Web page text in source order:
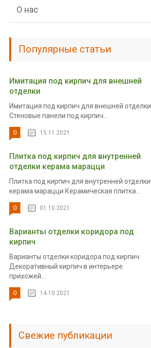
О нас
Популярные статьи
Имитация под кирпич для внешней
отделки
Имитация под кирпич для внешней отделки
Стеновые панели под кирпич...
0 15.11.2021
Плитка под кирпич для внутренней
отделки керама марацци
Плитка под кирпич для внутренней отделки
керама марацци Керамическая плитка...
0 01.10.2021
Варианты отделки коридора под
кирпич
Варианты отделки коридора под кирпич
Декоративный кирпич в интерьере
прихожей...
0 14.10.2021
Свежие публикации